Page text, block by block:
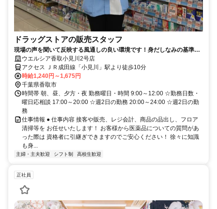
ドラッグストアの販売スタッフ
現場の声を聞いて反映する風通しの良い環境です！身だしなみの基準を
大幅に緩和しました！
ウエルシア香取小見川2号店
アクセス ＪＲ成田線「小見川」駅より徒歩10分
時給1,240円～1,675円
千葉県香取市
時間帯 朝、昼、夕方・夜 勤務曜日・時間 9:00～12:00 ☆勤務日数・
曜日応相談 17:00～20:00 ☆週2日の勤務 20:00～24:00 ☆週2日の勤
務
仕事情報 ● 仕事内容 接客や販売、レジ会計、商品の品出し、フロア
清掃等を お任せいたします！ お客様から医薬品についての質問があ
った際は 資格者に引継ぎできますのでご安心ください！ 徐々に知識
も身...
主婦・主夫歓迎 シフト制 高校生歓迎
正社員